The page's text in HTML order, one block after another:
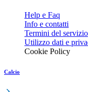
Help e Faq
Info e contatti
Termini del servizio
Utilizzo dati e
Cookie Policy
Calcio